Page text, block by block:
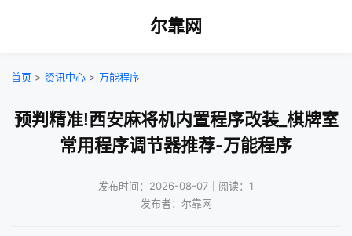
尔靠网
首页 > 资讯中心 > 万能程序
预判精准!西安麻将机内置程序改装_棋牌室
常用程序调节器推荐-万能程序
发布时间：2026-08-07｜阅读：1
发布者：尔靠网